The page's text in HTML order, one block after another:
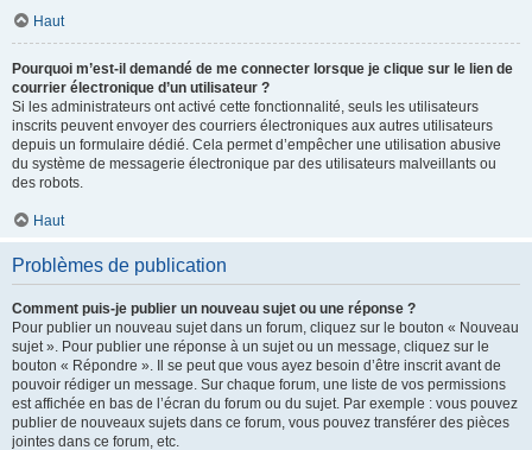
Haut
Pourquoi m’est-il demandé de me connecter lorsque je clique sur le lien de
courrier électronique d’un utilisateur ?
Si les administrateurs ont activé cette fonctionnalité, seuls les utilisateurs
inscrits peuvent envoyer des courriers électroniques aux autres utilisateurs
depuis un formulaire dédié. Cela permet d’empêcher une utilisation abusive
du système de messagerie électronique par des utilisateurs malveillants ou
des robots.
Haut
Problèmes de publication
Comment puis-je publier un nouveau sujet ou une réponse ?
Pour publier un nouveau sujet dans un forum, cliquez sur le bouton « Nouveau
sujet ». Pour publier une réponse à un sujet ou un message, cliquez sur le
bouton « Répondre ». Il se peut que vous ayez besoin d’être inscrit avant de
pouvoir rédiger un message. Sur chaque forum, une liste de vos permissions
est affichée en bas de l’écran du forum ou du sujet. Par exemple : vous pouvez
publier de nouveaux sujets dans ce forum, vous pouvez transférer des pièces
jointes dans ce forum, etc.